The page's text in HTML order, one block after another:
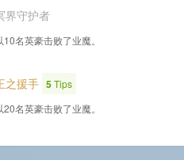
界守护者
10名英豪击败了业魔。
之援手 5Tips
20名英豪击败了业魔。